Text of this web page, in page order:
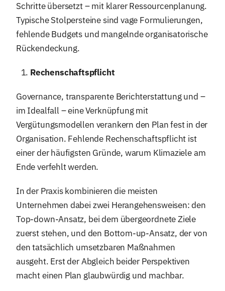
Schritte übersetzt – mit klarer Ressourcenplanung.
Typische Stolpersteine sind vage Formulierungen,
fehlende Budgets und mangelnde organisatorische
Rückendeckung.
Rechenschaftspflicht
Governance, transparente Berichterstattung und –
im Idealfall – eine Verknüpfung mit
Vergütungsmodellen verankern den Plan fest in der
Organisation. Fehlende Rechenschaftspflicht ist
einer der häufigsten Gründe, warum Klimaziele am
Ende verfehlt werden.
In der Praxis kombinieren die meisten
Unternehmen dabei zwei Herangehensweisen: den
Top-down-Ansatz, bei dem übergeordnete Ziele
zuerst stehen, und den Bottom-up-Ansatz, der von
den tatsächlich umsetzbaren Maßnahmen
ausgeht. Erst der Abgleich beider Perspektiven
macht einen Plan glaubwürdig und machbar.